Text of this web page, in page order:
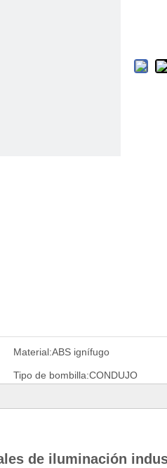
Material:ABS ignífugo
Tipo de bombilla:CONDUJO
de iluminación